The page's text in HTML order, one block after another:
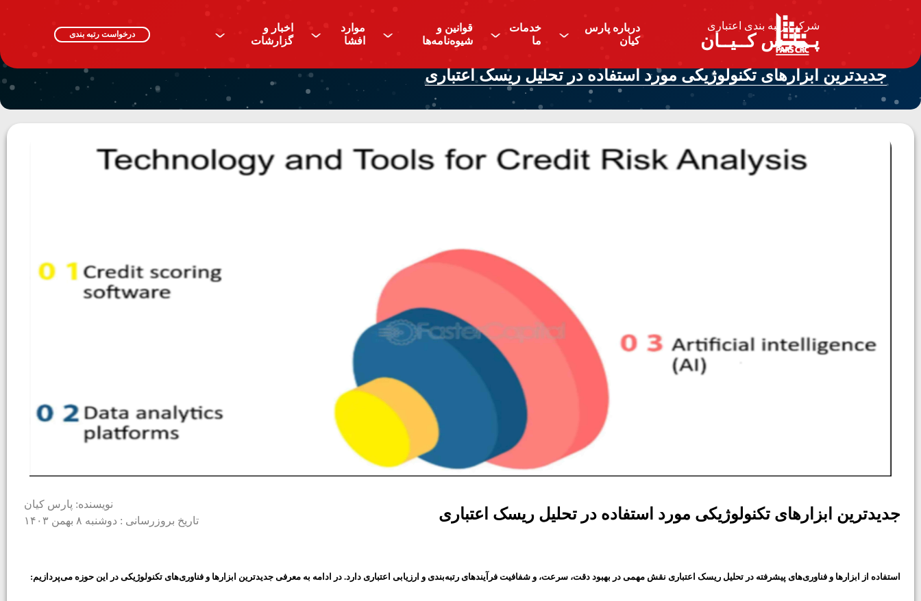
شرکت رتبه بندی اعتباری
پـــارس کــیــان
درباره پارس
کیان
^
خدمات
ما
^
قوانین و
شیوه‌نامه‌ها
^
موارد
افشا
^
اخبار و
گزارشات
^ درخواست رتبه بندی
جدیدترین ابزارهای تکنولوژیکی مورد استفاده در تحلیل ریسک اعتباری
جدیدترین ابزارهای تکنولوژیکی مورد استفاده در تحلیل ریسک اعتباری
نویسنده: پارس کیان
تاریخ بروزرسانی : دوشنبه ۸ بهمن ۱۴۰۳
استفاده از ابزارها و فناوری‌های پیشرفته در تحلیل ریسک اعتباری نقش مهمی در بهبود دقت، سرعت، و شفافیت فرآیندهای رتبه‌بندی و ارزیابی اعتباری دارد. در ادامه به معرفی جدیدترین ابزارها و فناوری‌های تکنولوژیکی در این حوزه می‌پردازیم: